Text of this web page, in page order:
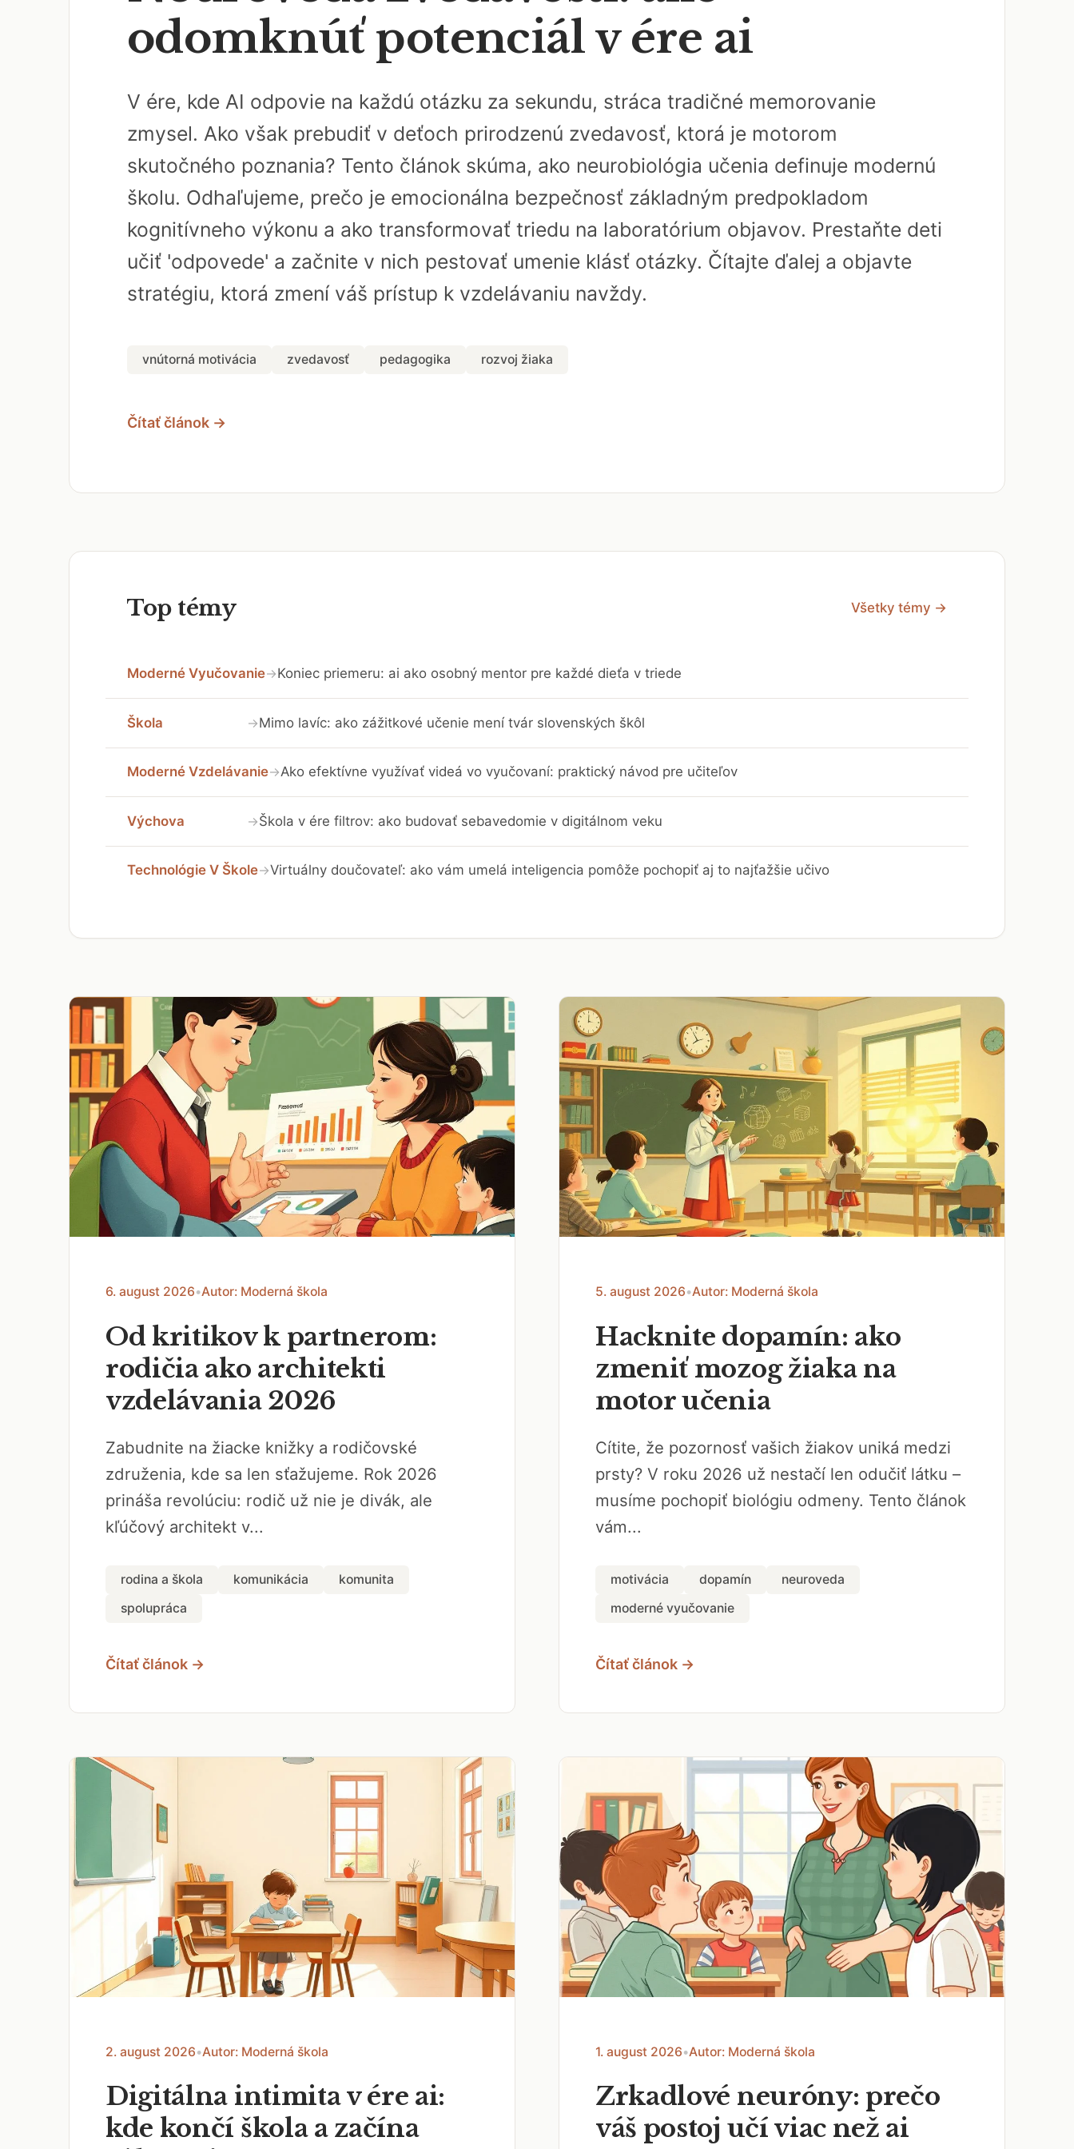
odomknúť potenciál v ére ai
V ére, kde AI odpovie na každú otázku za sekundu, stráca tradičné memorovanie
zmysel. Ako však prebudiť v deťoch prirodzenú zvedavosť, ktorá je motorom
skutočného poznania? Tento článok skúma, ako neurobiológia učenia definuje modernú
školu. Odhaľujeme, prečo je emocionálna bezpečnosť základným predpokladom
kognitívneho výkonu a ako transformovať triedu na laboratórium objavov. Prestaňte deti
učiť 'odpovede' a začnite v nich pestovať umenie klásť otázky. Čítajte ďalej a objavte
stratégiu, ktorá zmení váš prístup k vzdelávaniu navždy.
vnútorná motivácia zvedavosť pedagogika rozvoj žiaka
Čítať článok →
Top témy Všetky témy →
Moderné Vyučovanie→Koniec priemeru: ai ako osobný mentor pre každé dieťa v triede
Škola →Mimo lavíc: ako zážitkové učenie mení tvár slovenských škôl
Moderné Vzdelávanie→Ako efektívne využívať videá vo vyučovaní: praktický návod pre učiteľov
Výchova →Škola v ére filtrov: ako budovať sebavedomie v digitálnom veku
Technológie V Škole→Virtuálny doučovateľ: ako vám umelá inteligencia pomôže pochopiť aj to najťažšie učivo
6. august 2026•Autor: Moderná škola
Od kritikov k partnerom:
rodičia ako architekti
vzdelávania 2026
Zabudnite na žiacke knižky a rodičovské
združenia, kde sa len sťažujeme. Rok 2026
prináša revolúciu: rodič už nie je divák, ale
kľúčový architekt v...
rodina a škola komunikácia
komunita
spolupráca
Čítať článok →
5. august 2026•Autor: Moderná škola
Hacknite dopamín: ako
zmeniť mozog žiaka na
motor učenia
Cítite, že pozornosť vašich žiakov uniká medzi
prsty? V roku 2026 už nestačí len odučiť látku –
musíme pochopiť biológiu odmeny. Tento článok
vám...
motivácia dopamín
neuroveda
moderné vyučovanie
Čítať článok →
2. august 2026•Autor: Moderná škola
Digitálna intimita v ére ai:
kde končí škola a začína
1. august 2026•Autor: Moderná škola
Zrkadlové neuróny: prečo
váš postoj učí viac než ai